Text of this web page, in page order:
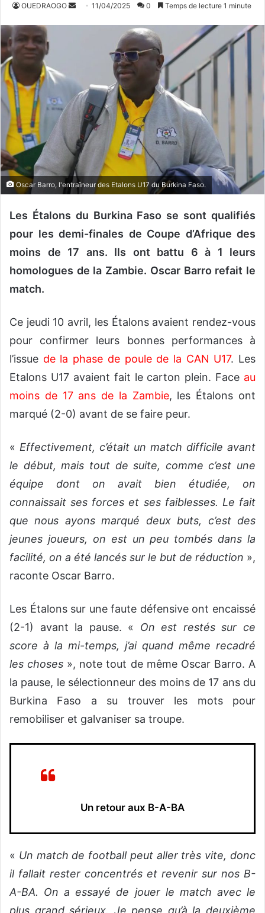
OUEDRAOGO
u
c
o
u
r
r
e
l
11/04/2025 0 Temps de lecture 1 minute
Oscar Barro, l'entraîneur des Etalons U17 du Burkina Faso.
Les Étalons du Burkina Faso se sont qualifiés
pour les demi-finales de Coupe d’Afrique des
moins de 17 ans. Ils ont battu 6 à 1 leurs
homologues de la Zambie. Oscar Barro refait le
match.
Ce jeudi 10 avril, les Étalons avaient rendez-vous
pour confirmer leurs bonnes performances à
l’issue de la phase de poule de la CAN U17. Les
Etalons U17 avaient fait le carton plein. Face au
moins de 17 ans de la Zambie, les Étalons ont
marqué (2-0) avant de se faire peur.
« Effectivement, c’était un match difficile avant
le début, mais tout de suite, comme c’est une
équipe dont on avait bien étudiée, on
connaissait ses forces et ses faiblesses. Le fait
que nous ayons marqué deux buts, c’est des
jeunes joueurs, on est un peu tombés dans la
facilité, on a été lancés sur le but de réduction »,
raconte Oscar Barro.
Les Étalons sur une faute défensive ont encaissé
(2-1) avant la pause. « On est restés sur ce
score à la mi-temps, j’ai quand même recadré
les choses », note tout de même Oscar Barro. A
la pause, le sélectionneur des moins de 17 ans du
Burkina Faso a su trouver les mots pour
remobiliser et galvaniser sa troupe.
Un retour aux B-A-BA
« Un match de football peut aller très vite, donc
il fallait rester concentrés et revenir sur nos B-
A-BA. On a essayé de jouer le match avec le
plus grand sérieux. Je pense qu’à la deuxième